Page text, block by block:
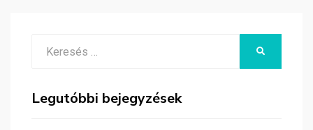
Legutóbbi bejegyzések